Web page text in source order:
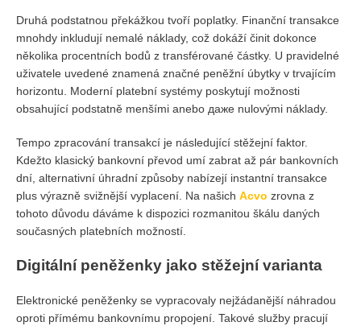
Druhá podstatnou překážkou tvoří poplatky. Finanční transakce
mnohdy inkludují nemalé náklady, což dokáží činit dokonce
několika procentních bodů z transférované částky. U pravidelné
uživatele uvedené znamená značné peněžní úbytky v trvajícím
horizontu. Moderní platební systémy poskytují možnosti
obsahující podstatně menšími anebo даже nulovými náklady.
Tempo zpracování transakcí je následující stěžejní faktor.
Kdežto klasický bankovní převod umí zabrat až pár bankovních
dní, alternativní úhradní způsoby nabízejí instantní transakce
plus výrazně svižnější vyplacení. Na našich Acvo zrovna z
tohoto důvodu dáváme k dispozici rozmanitou škálu daných
současných platebních možností.
Digitální peněženky jako stěžejní varianta
Elektronické peněženky se vypracovaly nejžádanější náhradou
oproti přímému bankovnímu propojení. Takové služby pracují